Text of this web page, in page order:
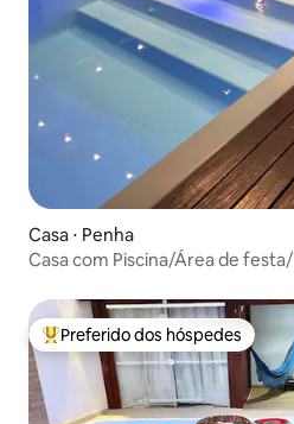
Casa ⋅ Penha
Casa com Piscina/Área de
Entre os melhores preferidos dos
Preferido dos hóspedes